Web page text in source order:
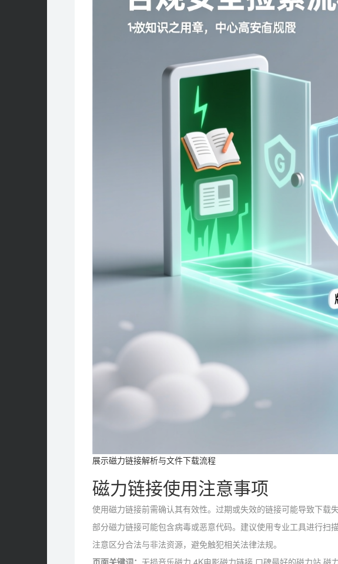
展示磁力链接解析与文件下载流程
磁力链接使用注意事项
使用磁力链接前需确认其有效性。过期或失效的链接可能导致下载失
部分磁力链接可能包含病毒或恶意代码。建议使用专业工具进行扫描
注意区分合法与非法资源，避免触犯相关法律法规。
页面关键词： 无损音乐磁力,4K电影磁力链接,口碑最好的磁力站,